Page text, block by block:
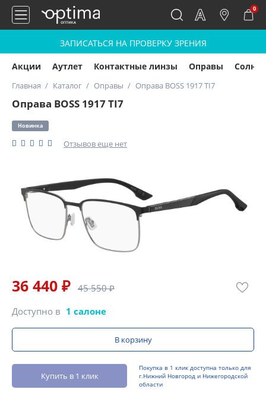
0
ЗАПИСАТЬСЯ НА ПРОВЕРКУ ЗРЕНИЯ
Акции Аутлет Контактные линзы Оправы
Главная Каталог Оправы Оправа BOSS 1917 TI7
Оправа BOSS 1917 TI7
Новинка
Отзывов еще нет
36 440 ₽ 45 550 ₽
Доступно в 1 салоне
В корзину
Купить в 1 клик
Покупка в 1 клик доступна только для
г.Нижний Новгород и Нижегородской
области